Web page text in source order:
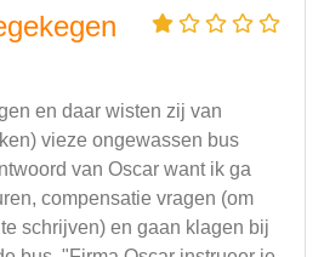
en daar wisten zij van
vieze ongewassen bus
van Oscar want ik ga
compensatie vragen (om
schrijven) en gaan klagen bij